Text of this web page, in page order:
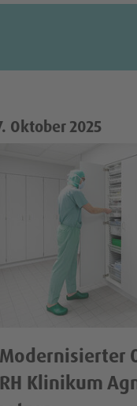
Oktober 2025
Modernisierter
Klinikum